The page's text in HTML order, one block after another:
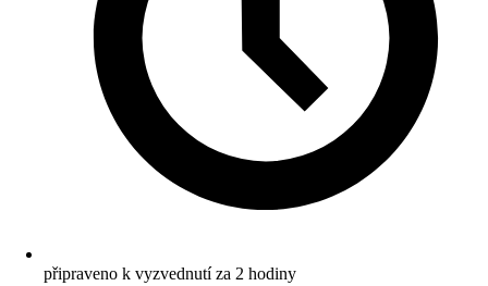
připraveno k vyzvednutí za 2 hodiny